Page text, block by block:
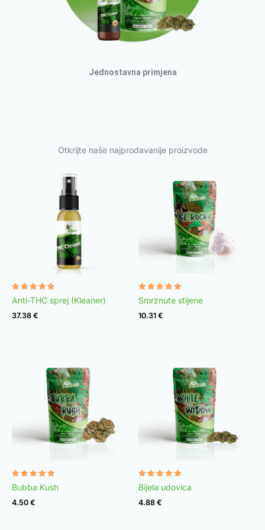
Jednostavna primjena
Otkrijte naše najprodavanije proizvode
Rated
4.75
out of 5
Anti-THC sprej (Kleaner)
37.38 €
Rated
4.98
out of 5
Smrznute stijene
10.31 €
Rated
4.96
out of 5
Bubba Kush
4.50 €
Rated
4.97
out of 5
Bijela udovica
4.88 €